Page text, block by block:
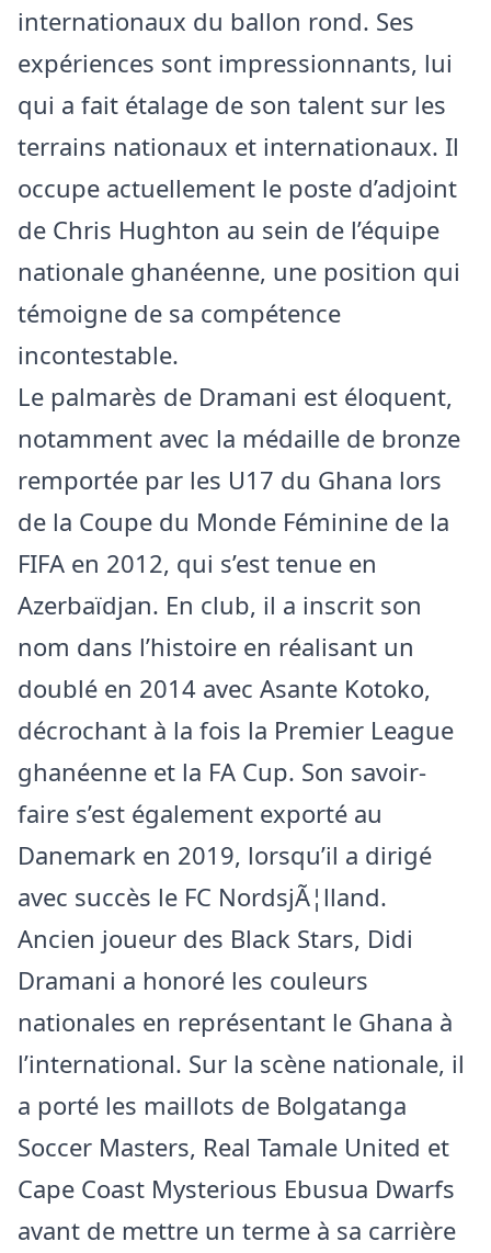
internationaux du ballon rond. Ses
expériences sont impressionnants, lui
qui a fait étalage de son talent sur les
terrains nationaux et internationaux. Il
occupe actuellement le poste d’adjoint
de Chris Hughton au sein de l’équipe
nationale ghanéenne, une position qui
témoigne de sa compétence
incontestable.
Le palmarès de Dramani est éloquent,
notamment avec la médaille de bronze
remportée par les U17 du Ghana lors
de la Coupe du Monde Féminine de la
FIFA en 2012, qui s’est tenue en
Azerbaïdjan. En club, il a inscrit son
nom dans l’histoire en réalisant un
doublé en 2014 avec Asante Kotoko,
décrochant à la fois la Premier League
ghanéenne et la FA Cup. Son savoir-
faire s’est également exporté au
Danemark en 2019, lorsqu’il a dirigé
avec succès le FC NordsjÃ¦lland.
Ancien joueur des Black Stars, Didi
Dramani a honoré les couleurs
nationales en représentant le Ghana à
l’international. Sur la scène nationale, il
a porté les maillots de Bolgatanga
Soccer Masters, Real Tamale United et
Cape Coast Mysterious Ebusua Dwarfs
avant de mettre un terme à sa carrière